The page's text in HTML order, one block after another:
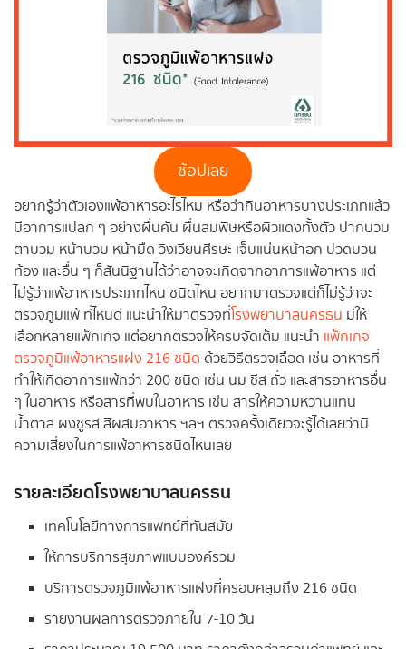
ช้อปเลย
อยากรู้ว่าตัวเองแพ้อาหารอะไรไหม หรือว่ากินอาหารบางประเภทแล้ว
มีอาการแปลก ๆ อย่างผื่นคัน ผื่นลมพิษหรือผิวแดงทั้งตัว ปากบวม
ตาบวม หน้าบวม หน้ามืด วิงเวียนศีรษะ เจ็บแน่นหน้าอก ปวดมวน
ท้อง และอื่น ๆ ก็สันนิฐานได้ว่าอาจจะเกิดจากอาการแพ้อาหาร แต่
ไม่รู้ว่าแพ้อาหารประเภทไหน ชนิดไหน อยากมาตรวจแต่ก็ไม่รู้ว่าจะ
ตรวจภูมิแพ้ ที่ไหนดี แนะนำให้มาตรวจที่โรงพยาบาลนครธน มีให้
เลือกหลายแพ็กเกจ แต่อยากตรวจให้ครบจัดเต็ม แนะนำ แพ็กเกจ
ตรวจภูมิแพ้อาหารแฝง 216 ชนิด ด้วยวิธีตรวจเลือด เช่น อาหารที่
ทำให้เกิดอาการแพ้กว่า 200 ชนิด เช่น นม ชีส ถั่ว และสารอาหารอื่น
ๆ ในอาหาร หรือสารที่พบในอาหาร เช่น สารให้ความหวานแทน
น้ำตาล ผงชูรส สีผสมอาหาร ฯลฯ ตรวจครั้งเดียวจะรู้ได้เลยว่ามี
ความเสี่ยงในการแพ้อาหารชนิดไหนเลย
รายละเอียดโรงพยาบาลนครธน
เทคโนโลยีทางการแพทย์ที่ทันสมัย
ให้การบริการสุขภาพแบบองค์รวม
บริการตรวจภูมิแพ้อาหารแฝงที่ครอบคลุมถึง 216 ชนิด
รายงานผลการตรวจภายใน 7-10 วัน